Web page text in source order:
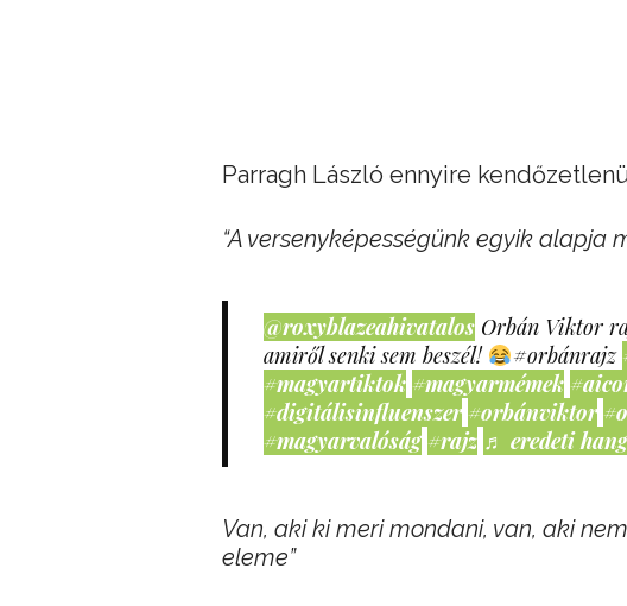
Parragh László ennyire
“A versenyképességünk egyik alapja
@roxyblazeahivatalos Orbán Viktor
amiről senki sem beszél!
#orbánrajz
#magyartiktok #magyarmémek
#digitálisinfluenszer #orbánviktor
#magyarvalóság #rajz ♬ eredeti
Van, aki ki meri mondani, van, aki
eleme”